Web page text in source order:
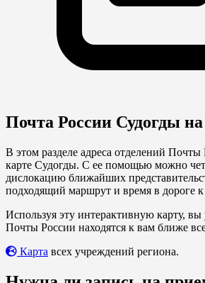
Почта России Судогды на
В этом разделе адреса отделений
карте Судогды. С ее помощью можно
дислокацию ближайших
подходящий маршрут и время в дороге
Используя эту интерактивную карту, вы
Почты России находятся к вам ближе
Карта всех учреждений региона.